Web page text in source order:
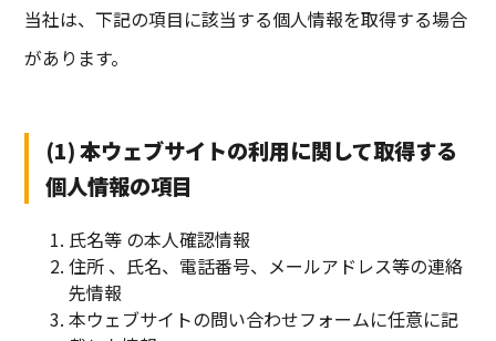
当社は、下記の項目に該当する個人情報を取得する場合
があります。
(1) 本ウェブサイトの利用に関して取得する
個人情報の項目
氏名等 の本人確認情報
住所 、氏名、電話番号、メールアドレス等の連絡
先情報
本ウェブサイトの問い合わせフォームに任意に記